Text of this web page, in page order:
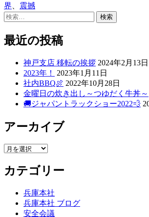
界
震撼
検
最近の投稿
神戸支店 移転の挨拶 2024年2月13日
2023年！
2023年1月11日
社内BBQ🍖 2022年10月28日
金曜日の炊き出し～つゆだく牛丼～
🚚ジャパントラックショー2022💨
アーカイブ
ア
カ
イ
カテゴリー
兵庫本社
兵庫本社 ブログ
安全会議